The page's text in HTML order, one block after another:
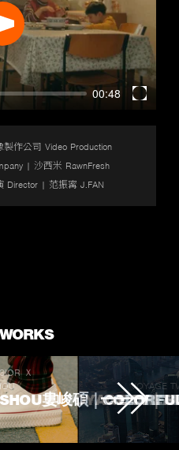
00:48
Enter
Play
製作公司 Video Production
| 沙西米 RawnFresh
Director | 范振寗 J.FAN
Ｘ
婁峻碩｜
VOYAGE
VOYAGE TV｜